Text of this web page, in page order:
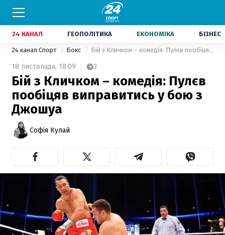
24 КАНАЛ ГЕОПОЛІТИКА ЕКОНОМІКА БІЗНЕС
24 канал Спорт Бокс Бій з Кличком – комедія: Пулєв пообіцяв виправитись у бою з Джошуа
18 листопада, 18:09 3
Бій з Кличком – комедія: Пулєв
пообіцяв виправитись у бою з
Джошуа
Софія Кулай